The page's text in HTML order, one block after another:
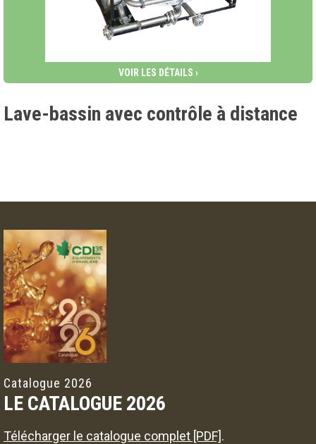
VOIR LES DÉTAILS ›
Lave-bassin avec contrôle à distance
Catalogue 2026
LE CATALOGUE 2026
Télécharger le catalogue complet [PDF].